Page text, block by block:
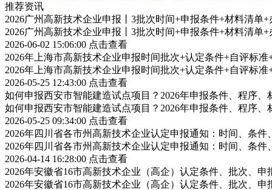
推荐资讯
2026广州高新技术企业申报丨3批次时间+申报条件+材料清单+
2026广州高新技术企业申报丨3批次时间+申报条件+材料清单+
2026-06-02 15:06:00 点击查看
2026年上海市高新技术企业申报时间批次+认定条件+自评标
2026年上海市高新技术企业申报时间批次+认定条件+自评标
2026-05-25 12:43:00 点击查看
如何申报西安市智能建造试点项目？2026年申报条件、程序、
如何申报西安市智能建造试点项目？2026年申报条件、程序、
2026-05-25 09:34:00 点击查看
2026年四川省各市州高新技术企业认定申报通知：时间、条
2026年四川省各市州高新技术企业认定申报通知：时间、条
2026-04-14 16:28:00 点击查看
2026年安徽省16市高新技术企业（高企）认定条件、批次、申
2026年安徽省16市高新技术企业（高企）认定条件、批次、申